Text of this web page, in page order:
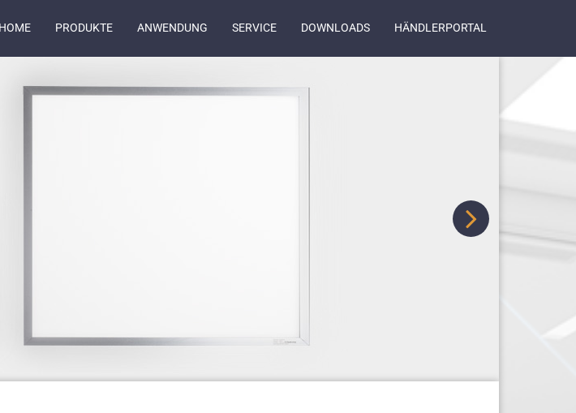
HOME PRODUKTE ANWENDUNG SERVICE DOWNLOADS HÄNDLERPORTAL